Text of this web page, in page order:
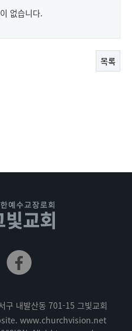
없습니다.
목록
구 내발산동 701-15 그빛교회
www.churchvision.net